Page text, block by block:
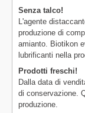
Senza talco!
L'agente
produzione di
amianto. Biotikon
lubrificanti nella
Prodotti freschi!
Dalla data di
di conservazione.
produzione.